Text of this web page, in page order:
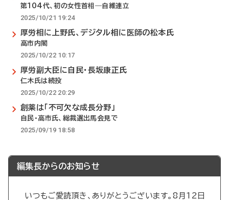
第104代、初の女性首相―自維連立
2025/10/21 19:24
厚労相に上野氏、デジタル相に医師の松本氏
高市内閣
2025/10/22 10:17
厚労副大臣に自民・長坂康正氏
仁木氏は続投
2025/10/22 20:29
創薬は「不可欠な成長分野」
自民・高市氏、総裁選出馬会見で
2025/09/19 18:58
編集長からのお知らせ
いつもご愛読頂き、ありがとうございます。8月12日